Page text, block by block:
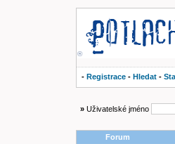
®
- Registrace- Hledat-
»Uživatelské jméno
Forum